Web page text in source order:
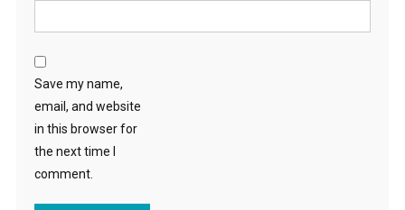
Save my name,
email, and website
in this browser for
the next time I
comment.